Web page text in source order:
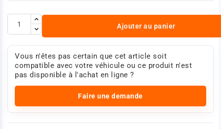
Ajouter au panier
Vous n'êtes pas certain que cet article soit
compatible avec votre véhicule ou ce produit n'est
pas disponible à l'achat en ligne ?
Faire une demande